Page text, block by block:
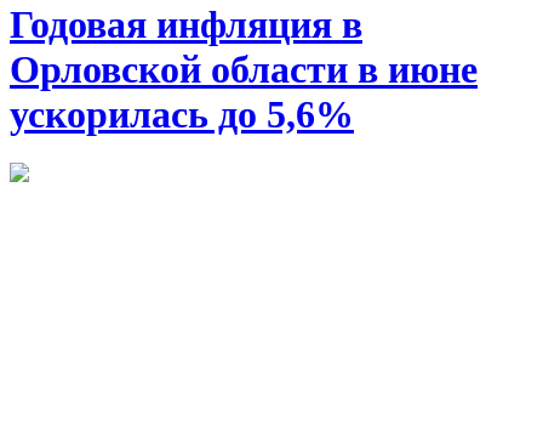
Годовая инфляция в
Орловской области в июне
ускорилась до 5,6%